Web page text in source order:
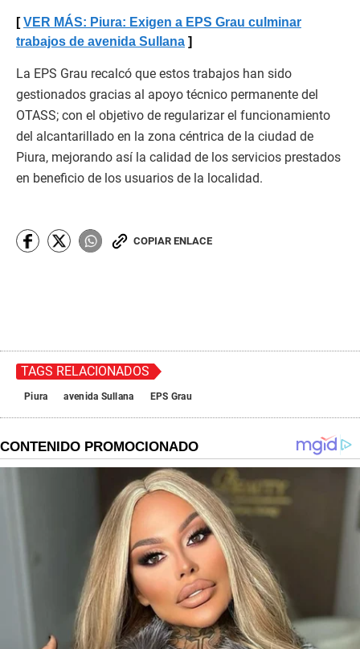
VER MÁS: Piura: Exigen a EPS Grau culminar
trabajos de avenida Sullana
La EPS Grau recalcó que estos trabajos han sido
gestionados gracias al apoyo técnico permanente del
OTASS; con el objetivo de regularizar el funcionamiento
del alcantarillado en la zona céntrica de la ciudad de
Piura, mejorando así la calidad de los servicios prestados
en beneficio de los usuarios de la localidad.
COPIAR ENLACE
TAGS RELACIONADOS
Piura avenida Sullana EPS Grau